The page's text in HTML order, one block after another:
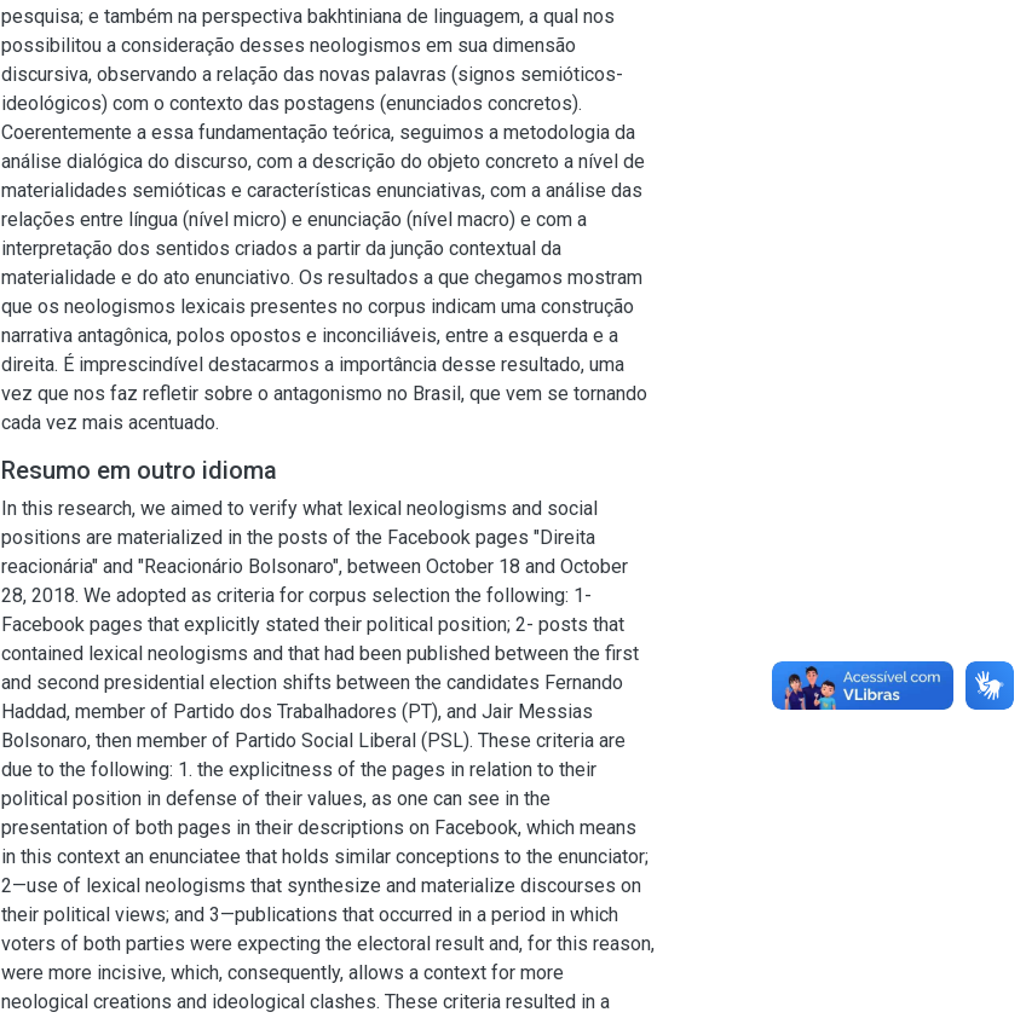
pesquisa; e também na perspectiva bakhtiniana de linguagem, a qual nos
possibilitou a consideração desses neologismos em sua dimensão
discursiva, observando a relação das novas palavras (signos semióticos-
ideológicos) com o contexto das postagens (enunciados concretos).
Coerentemente a essa fundamentação teórica, seguimos a metodologia da
análise dialógica do discurso, com a descrição do objeto concreto a nível de
materialidades semióticas e características enunciativas, com a análise das
relações entre língua (nível micro) e enunciação (nível macro) e com a
interpretação dos sentidos criados a partir da junção contextual da
materialidade e do ato enunciativo. Os resultados a que chegamos mostram
que os neologismos lexicais presentes no corpus indicam uma construção
narrativa antagônica, polos opostos e inconciliáveis, entre a esquerda e a
direita. É imprescindível destacarmos a importância desse resultado, uma
vez que nos faz refletir sobre o antagonismo no Brasil, que vem se tornando
cada vez mais acentuado.
Resumo em outro idioma
In this research, we aimed to verify what lexical neologisms and social
positions are materialized in the posts of the Facebook pages "Direita
reacionária" and "Reacionário Bolsonaro", between October 18 and October
28, 2018. We adopted as criteria for corpus selection the following: 1-
Facebook pages that explicitly stated their political position; 2- posts that
contained lexical neologisms and that had been published between the first
and second presidential election shifts between the candidates Fernando
Haddad, member of Partido dos Trabalhadores (PT), and Jair Messias
Bolsonaro, then member of Partido Social Liberal (PSL). These criteria are
due to the following: 1. the explicitness of the pages in relation to their
political position in defense of their values, as one can see in the
presentation of both pages in their descriptions on Facebook, which means
in this context an enunciatee that holds similar conceptions to the enunciator;
2—use of lexical neologisms that synthesize and materialize discourses on
their political views; and 3—publications that occurred in a period in which
voters of both parties were expecting the electoral result and, for this reason,
were more incisive, which, consequently, allows a context for more
neological creations and ideological clashes. These criteria resulted in a